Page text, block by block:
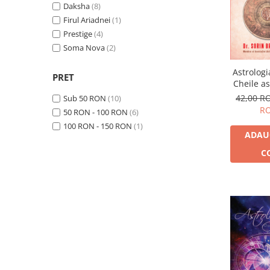
Seria Chico Xavier
Seria Helena Blavatsky
Maxime Vertuex
Pam Gregory(1)
Raymond Lo
Sorin Bratoveanu
Daksha(8)
Firul Ariadnei(1)
Prestige(4)
Soma Nova(2)
PRET
Sub 50 RON (10)
50 RON - 100 RON (6)
100 RON - 150 RON (1)
Cheile
ale vieții
42,00